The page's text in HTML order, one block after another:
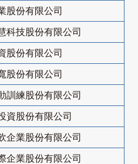
股份有限公司
科技股份有限公司
股份有限公司
股份有限公司
訓練股份有限公司
資股份有限公司
企業股份有限公司
企業股份有限公司